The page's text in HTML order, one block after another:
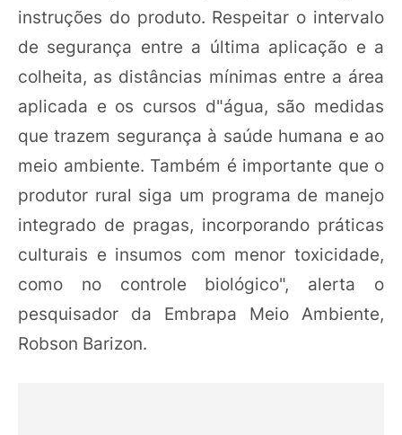
instruções do produto. Respeitar o intervalo
de segurança entre a última aplicação e a
colheita, as distâncias mínimas entre a área
aplicada e os cursos d"água, são medidas
que trazem segurança à saúde humana e ao
meio ambiente. Também é importante que o
produtor rural siga um programa de manejo
integrado de pragas, incorporando práticas
culturais e insumos com menor toxicidade,
como no controle biológico", alerta o
pesquisador da Embrapa Meio Ambiente,
Robson Barizon.